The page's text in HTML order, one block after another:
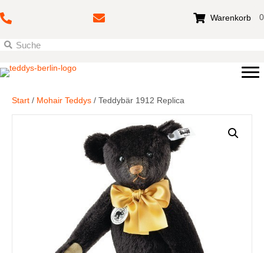
Warenkorb 0
Start / Mohair Teddys / Teddybär 1912 Replica